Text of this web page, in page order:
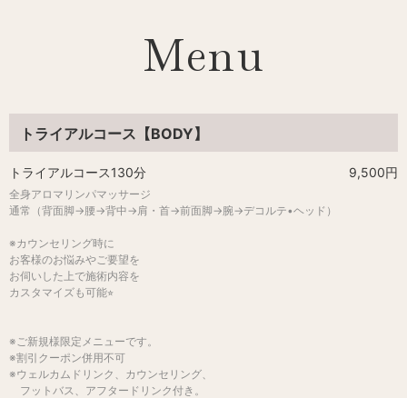
Menu
トライアルコース【BODY】
トライアルコース130分 9,500円
全身アロマリンパマッサージ
通常（背面脚→腰→背中→肩・首→前面脚→腕→デコルテ•ヘッド）
※カウンセリング時に
お客様のお悩みやご要望を
お伺いした上で施術内容を
カスタマイズも可能⭐︎
※ご新規様限定メニューです。
※割引クーポン併用不可
※ウェルカムドリンク、カウンセリング、
フットバス、アフタードリンク付き。